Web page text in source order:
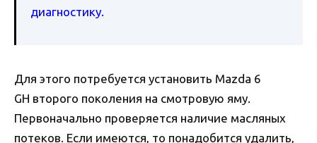
диагностику.
Для этого потребуется установить Mazda 6
GH второго поколения на смотровую яму.
Первоначально проверяется наличие масляных
потеков. Если имеются, то понадобится удалить,